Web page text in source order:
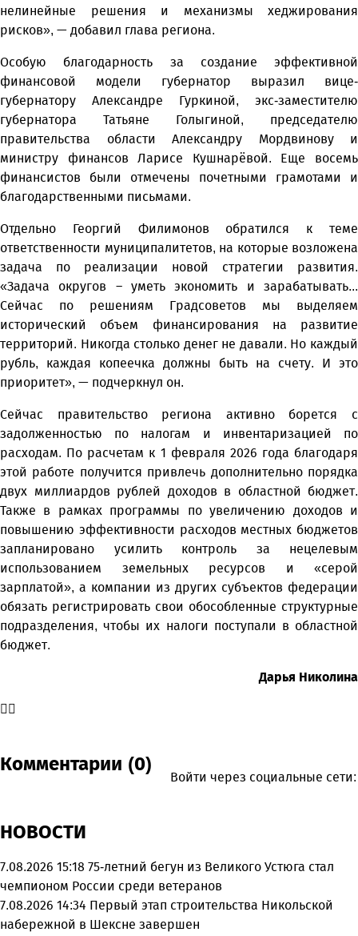
нелинейные решения и механизмы хеджирования
рисков», — добавил глава региона.
Особую благодарность за создание эффективной
финансовой модели губернатор выразил вице-
губернатору Александре Гуркиной, экс-заместителю
губернатора Татьяне Голыгиной, председателю
правительства области Александру Мордвинову и
министру финансов Ларисе Кушнарёвой. Еще восемь
финансистов были отмечены почетными грамотами и
благодарственными письмами.
Отдельно Георгий Филимонов обратился к теме
ответственности муниципалитетов, на которые возложена
задача по реализации новой стратегии развития.
«Задача округов – уметь экономить и зарабатывать...
Сейчас по решениям Градсоветов мы выделяем
исторический объем финансирования на развитие
территорий. Никогда столько денег не давали. Но каждый
рубль, каждая копеечка должны быть на счету. И это
приоритет», — подчеркнул он.
Сейчас правительство региона активно борется с
задолженностью по налогам и инвентаризацией по
расходам. По расчетам к 1 февраля 2026 года благодаря
этой работе получится привлечь дополнительно порядка
двух миллиардов рублей доходов в областной бюджет.
Также в рамках программы по увеличению доходов и
повышению эффективности расходов местных бюджетов
запланировано усилить контроль за нецелевым
использованием земельных ресурсов и «серой
зарплатой», а компании из других субъектов федерации
обязать регистрировать свои обособленные структурные
подразделения, чтобы их налоги поступали в областной
бюджет.
Дарья Николина
Комментарии (0)
Войти через социальные сети:
НОВОСТИ
7.08.2026 15:18 75-летний бегун из Великого Устюга стал
чемпионом России среди ветеранов
7.08.2026 14:34 Первый этап строительства Никольской
набережной в Шексне завершен